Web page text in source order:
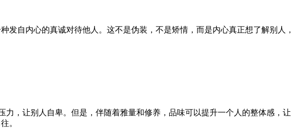
自内心的真诚对待他人。这不是伪装，不是矫情，而是内心真正想了解别人，
，让别人自卑。但是，伴随着雅量和修养，品味可以提升一个人的整体感，让
。